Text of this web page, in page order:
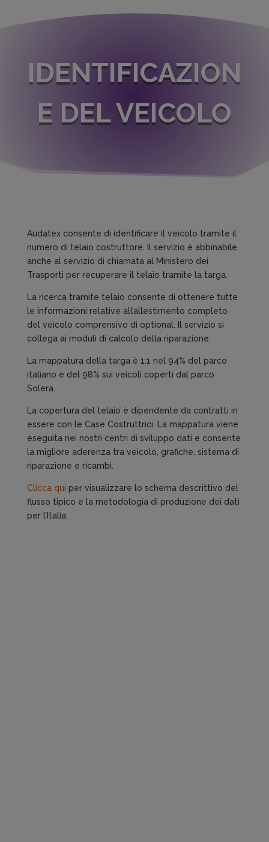
IDENTIFICAZION
E DEL VEICOLO
Audatex consente di identificare il veicolo tramite il
numero di telaio costruttore. Il servizio è abbinabile
anche al servizio di chiamata al Ministero dei
Trasporti per recuperare il telaio tramite la targa.
La ricerca tramite telaio consente di ottenere tutte
le informazioni relative all’allestimento completo
del veicolo comprensivo di optional. Il servizio si
collega ai moduli di calcolo della riparazione.
La mappatura della targa è 1:1 nel 94% del parco
italiano e del 98% sui veicoli coperti dal parco
Solera.
La copertura del telaio è dipendente da contratti in
essere con le Case Costruttrici. La mappatura viene
eseguita nei nostri centri di sviluppo dati e consente
la migliore aderenza tra veicolo, grafiche, sistema di
riparazione e ricambi.
Clicca qui per visualizzare lo schema descrittivo del
flusso tipico e la metodologia di produzione dei dati
per l’Italia.